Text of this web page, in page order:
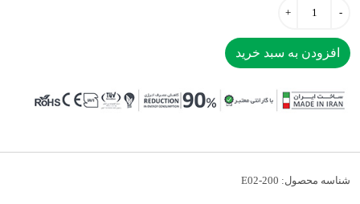
افزودن به سبد خرید
شناسه محصول: E02-200